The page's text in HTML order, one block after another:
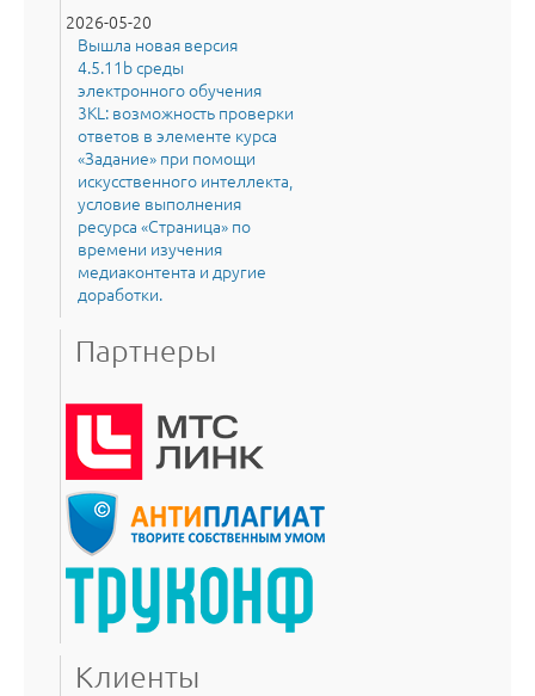
2026-05-20
Вышла новая версия
4.5.11b среды
электронного обучения
3KL: возможность проверки
ответов в элементе курса
«Задание» при помощи
искусственного интеллекта,
условие выполнения
ресурса «Страница» по
времени изучения
медиаконтента и другие
доработки.
Партнеры
Клиенты